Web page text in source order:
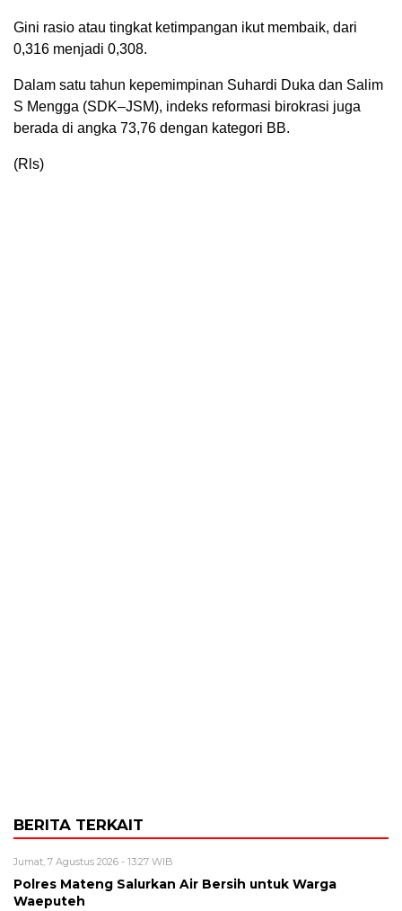
Gini rasio atau tingkat ketimpangan ikut membaik, dari
0,316 menjadi 0,308.
Dalam satu tahun kepemimpinan Suhardi Duka dan Salim
S Mengga (SDK–JSM), indeks reformasi birokrasi juga
berada di angka 73,76 dengan kategori BB.
(Rls)
BERITA TERKAIT
Jumat, 7 Agustus 2026 - 13:27 WIB
Polres Mateng Salurkan Air Bersih untuk Warga
Waeputeh